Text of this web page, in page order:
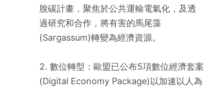
脫碳計畫，聚焦於公共運輸電氣化，及透
過研究和合作，將有害的馬尾藻
(Sargassum)轉變為經濟資源。
2. 數位轉型：歐盟已公布5項數位經濟套案
(Digital Economy Package)以加速以人為